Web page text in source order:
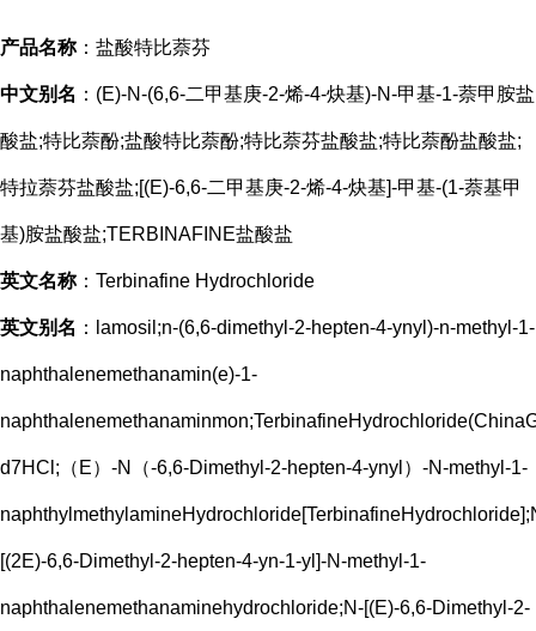
产品名称：盐酸特比萘芬
中文别名 ：(E)-N-(6,6-二甲基庚-2-烯-4-炔基)-N-甲基-1-萘甲胺盐
酸盐;特比萘酚;盐酸特比萘酚;特比萘芬盐酸盐;特比萘酚盐酸盐;
特拉萘芬盐酸盐;[(E)-6,6-二甲基庚-2-烯-4-炔基]-甲基-(1-萘基甲
基)胺盐酸盐;TERBINAFINE盐酸盐
英文名称：Terbinafine Hydrochloride
英文别名 ：lamosil;n-(6,6-dimethyl-2-hepten-4-ynyl)-n-methyl-1-
naphthalenemethanamin(e)-1-
d7HCl;（E）-N（-6,6-Dimethyl-2-hepten-4-ynyl）-N-methyl-1-
[(2E)-6,6-Dimethyl-2-hepten-4-yn-1-yl]-N-methyl-1-
naphthalenemethanaminehydrochloride;N-[(E)-6,6-Dimethyl-2-